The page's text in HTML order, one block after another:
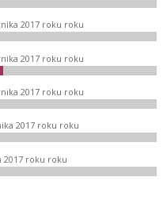
2017 roku roku
2017 roku roku
2017 roku roku
2017 roku roku
2017 roku roku